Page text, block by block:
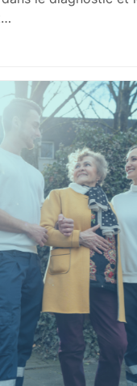
et Qualifications
de carrière
peuvent vous
Toutes nos fiches